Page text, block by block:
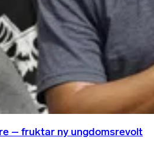
– fruktar ny ungdomsrevolt